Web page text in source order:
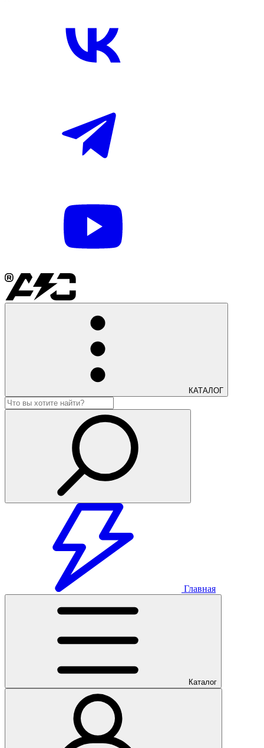
КАТАЛОГ
Главная
Каталог